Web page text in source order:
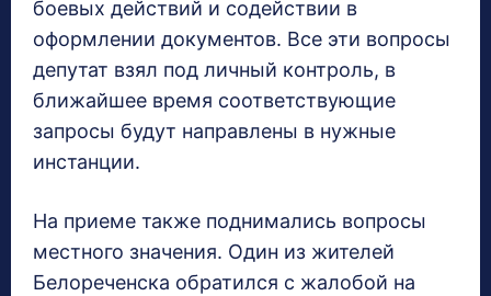
боевых действий и содействии в
оформлении документов. Все эти вопросы
депутат взял под личный контроль, в
ближайшее время соответствующие
запросы будут направлены в нужные
инстанции.
На приеме также поднимались вопросы
местного значения. Один из жителей
Белореченска обратился с жалобой на